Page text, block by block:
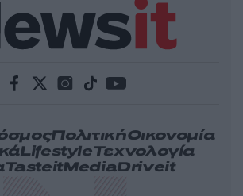
ΠολιτικήΟικονομία
LifestyleΤεχνολογία
TasteitMediaDriveit